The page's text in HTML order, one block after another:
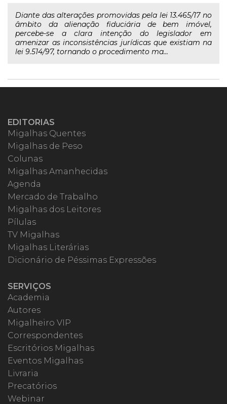
Diante das alterações promovidas pela lei 13.465/17 no
âmbito da alienação fiduciária de bem imóvel,
percebe-se a clara intenção do legislador em
amenizar as inconsistências jurídicas que existiam na
lei 9.514/97, tornando o procedimento ma...
EDITORIAS
Migalhas Quentes
Migalhas de Peso
Colunas
Migalhas Amanhecidas
Agenda
Mercado de Trabalho
Migalhas dos Leitores
Pílulas
TV Migalhas
Migalhas Literárias
Dicionário de Péssimas Expressões
SERVIÇOS
Academia
Autores
Migalheiro VIP
Correspondentes
Escritórios Migalhas
Eventos Migalhas
Livraria
Precatórios
Webinar